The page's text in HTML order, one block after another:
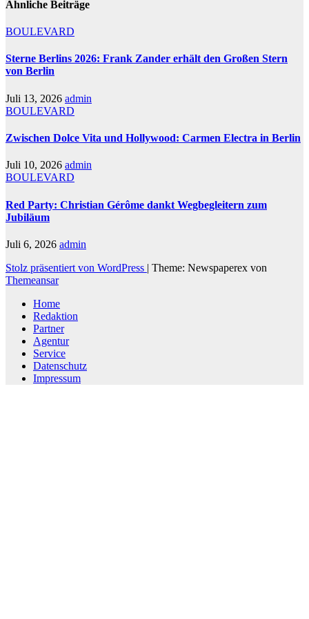
Ähnliche Beiträge
BOULEVARD
Sterne Berlins 2026: Frank Zander erhält den Großen Stern
von Berlin
Juli 13, 2026 admin
BOULEVARD
Zwischen Dolce Vita und Hollywood: Carmen Electra in Berlin
Juli 10, 2026 admin
BOULEVARD
Red Party: Christian Gérôme dankt Wegbegleitern zum
Jubiläum
Juli 6, 2026 admin
Stolz präsentiert von WordPress | Theme: Newspaperex von
Themeansar
Home
Redaktion
Partner
Agentur
Service
Datenschutz
Impressum